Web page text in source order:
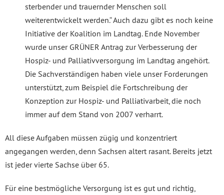
sterbender und trauernder Menschen soll
weiterentwickelt werden.“ Auch dazu gibt es noch keine
Initiative der Koalition im Landtag. Ende November
wurde unser GRÜNER Antrag zur Verbesserung der
Hospiz- und Palliativversorgung im Landtag angehört.
Die Sachverständigen haben viele unser Forderungen
unterstützt, zum Beispiel die Fortschreibung der
Konzeption zur Hospiz- und Palliativarbeit, die noch
immer auf dem Stand von 2007 verharrt.
All diese Aufgaben müssen zügig und konzentriert
angegangen werden, denn Sachsen altert rasant. Bereits jetzt
ist jeder vierte Sachse über 65.
Für eine bestmögliche Versorgung ist es gut und richtig,